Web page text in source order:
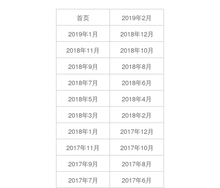
首页
2019年2月
2019年1月
2018年12月
2018年11月
2018年10月
2018年9月
2018年8月
2018年7月
2018年6月
2018年5月
2018年4月
2018年3月
2018年2月
2018年1月
2017年12月
2017年11月
2017年10月
2017年9月
2017年8月
2017年7月
2017年6月